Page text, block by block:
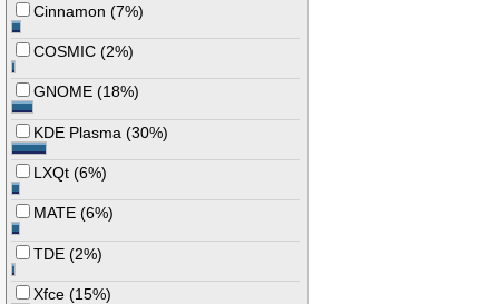
Cinnamon (7%)
COSMIC (2%)
GNOME (18%)
KDE Plasma (30%)
LXQt (6%)
MATE (6%)
TDE (2%)
Xfce (15%)